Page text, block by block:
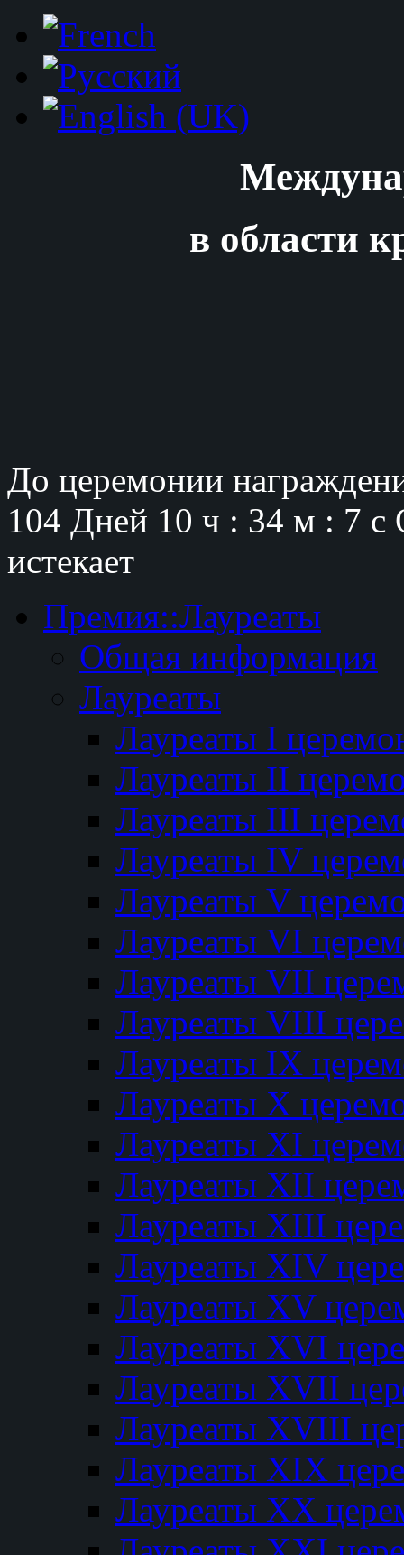
в области
До церемонии
104 Дней 10 ч : 34 м : 6 с
истекает
Премия::Лауреаты
Общая информация
Лауреаты
Лауреаты I
Лауреаты II
Лауреаты III
Лауреаты IV
Лауреаты V
Лауреаты VI
Лауреаты VII
Лауреаты VIII
Лауреаты IX
Лауреаты Х
Лауреаты XI
Лауреаты XII
Лауреаты XIII
Лауреаты XIV
Лауреаты XV
Лауреаты XVI
Лауреаты XVII
Лауреаты XVIII
Лауреаты XIX
Лауреаты XX